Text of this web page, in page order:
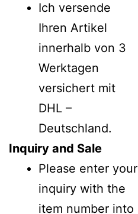
Ich versende
Ihren Artikel
innerhalb von 3
Werktagen
versichert mit
DHL –
Deutschland.
Inquiry and Sale
Please enter your
inquiry with the
item number into